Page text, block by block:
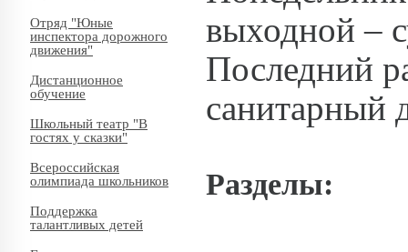
Отряд "Юные
инспектора дорожного
движения"
Дистанционное
обучение
Школьный театр "В
гостях у сказки"
Всероссийская
олимпиада школьников
Поддержка
талантливых детей
выходной –
Последний
санитарный
Разделы: